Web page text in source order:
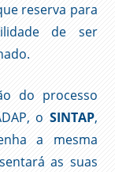
reserva para
de ser
do processo
o SINTAP,
a mesma
as suas